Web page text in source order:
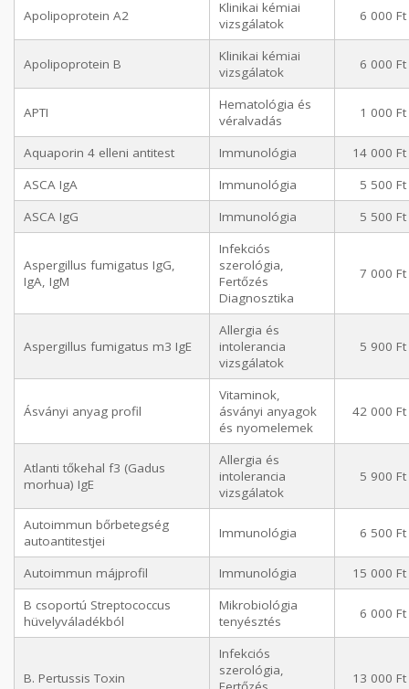
Apolipoprotein A2
Klinikai kémiai
vizsgálatok
6 000 Ft
Apolipoprotein B
Klinikai kémiai
vizsgálatok
6 000 Ft
APTI
Hematológia és
véralvadás
1 000 Ft
Aquaporin 4 elleni antitest Immunológia
14 000 Ft
ASCA IgA
Immunológia
5 500 Ft
ASCA IgG
Immunológia 5 500 Ft
Aspergillus fumigatus IgG,
IgA, IgM
Infekciós
szerológia,
Fertőzés
Diagnosztika
7 000 Ft
Aspergillus fumigatus m3 IgE
Allergia és
intolerancia
vizsgálatok
5 900 Ft
Ásványi anyag profil
Vitaminok,
ásványi anyagok
és nyomelemek
42 000 Ft
Atlanti tőkehal f3 (Gadus
morhua) IgE
Allergia és
intolerancia
vizsgálatok
5 900 Ft
Autoimmun bőrbetegség
autoantitestjei
Immunológia 6 500 Ft
Autoimmun májprofil Immunológia
15 000 Ft
B csoportú Streptococcus
hüvelyváladékból
Mikrobiológia
tenyésztés
6 000 Ft
B. Pertussis Toxin
Infekciós
szerológia,
13 000 Ft